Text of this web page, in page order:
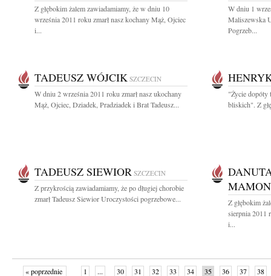
Z głębokim żalem zawiadamiamy, że w dniu 10
września 2011 roku zmarł nasz kochany Mąż, Ojciec
i...
W dniu 1
Maliszewska
Pogrzeb...
TADEUSZ WÓJCIK SZCZECIN
W dniu 2 września 2011 roku zmarł nasz ukochany
Mąż, Ojciec, Dziadek, Pradziadek i Brat Tadeusz...
"Życie dopóty
bliskich". Z
TADEUSZ SIEWIOR SZCZECIN
Z przykrością zawiadamiamy, że po długiej chorobie
zmarł Tadeusz Siewior Uroczystości pogrzebowe...
Z głębokim
sierpnia 2011
i...
« poprzednie 1 ... 30 31 32 33 34 35 36 37
38